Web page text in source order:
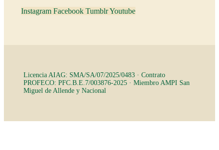
Instagram Facebook TumblrYoutube
Licencia AIAG: SMA/SA/07/2025/0483 · Contrato
PROFECO: PFC.B.E.7/003876-2025 · Miembro AMPI San
Miguel de Allende y Nacional